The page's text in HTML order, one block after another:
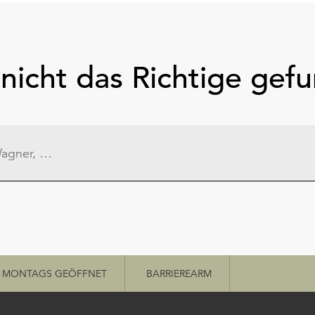
das Richtige
MONTAGS GEÖFFNET BARRIEREARM